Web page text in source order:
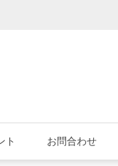
ト お問合わせ